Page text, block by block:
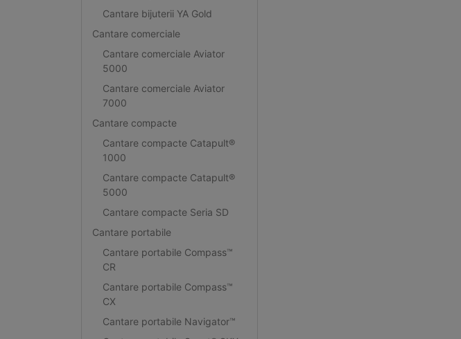
Cantare bijuterii YA Gold
Cantare comerciale
Cantare comerciale Aviator
5000
Cantare comerciale Aviator
7000
Cantare compacte
Cantare compacte Catapult®
1000
Cantare compacte Catapult®
5000
Cantare compacte Seria SD
Cantare portabile
Cantare portabile Compass™
CR
Cantare portabile Compass™
CX
Cantare portabile Navigator™